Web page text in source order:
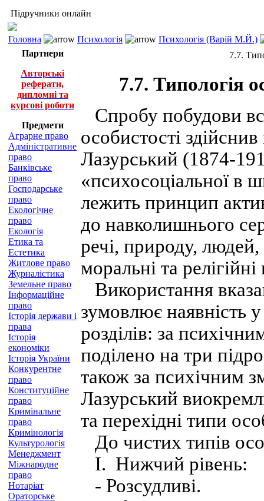
Підручники онлайн
Головна Психологія
Психологія (Варій М.Й.)
Партнери
Авторські
реферати,
дипломні та
курсові роботи
Предмети
Аграрне право
Адміністративне
право
Банківське
право
Господарське
право
Екологічне
право
Екологія
Етика та
Естетика
Житлове право
Журналістика
Земельне право
Інформаційне
право
Історія держави і
права
Історія
економіки
Історія України
Конкурентне
право
Конституційне
право
Кримінальне
право
Кримінологія
Культурологія
Менеджмент
Міжнародне
право
Нотаріат
Ораторське
7.7.
7.7. Типологія
Спробу побудови
особистості
Лазурський (1874-
«психосоціальної в
лежить принцип
до навколишнього
речі, природу, людей,
моральні та релігійні
Використання
зумовлює наявність
розділів: за
поділено на три
також за психічним
Лазурський
та перехідні типи
До чистих типів
I. Нижчий рівень:
- Розсудливі.